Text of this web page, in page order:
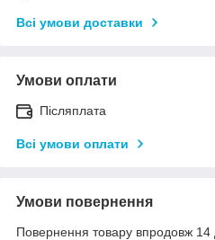
Всі умови доставки
Умови оплати
Післяплата
Всі умови оплати
Умови повернення
Повернення товару впродовж 14